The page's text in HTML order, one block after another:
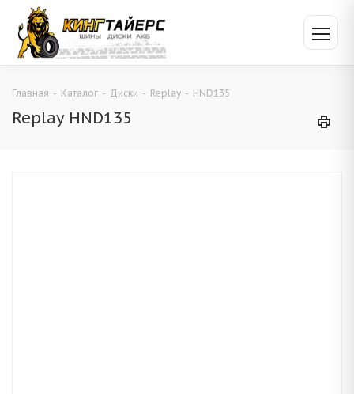
Главная - Каталог - Диски - Replay - HND135
Replay HND135